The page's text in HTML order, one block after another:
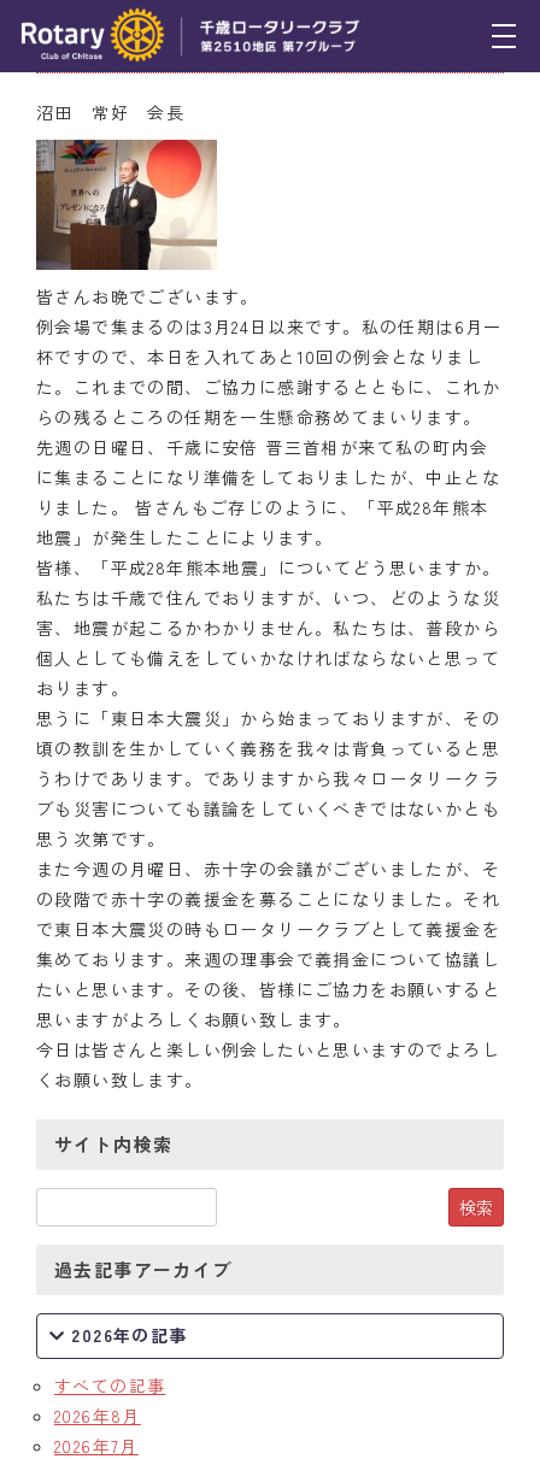
トピックス
例会報告
活動報告
理事会報告
スケジュール
年間プログラム
木曜会
組織図
クラブのあゆみ
クラブの歴史
歴代会長・幹事
記念誌
案内
例会場・事務局の案内
リンク集
情報公開
入会のご案内
4月21日（木） 会長挨拶
沼田 常好 会長
皆さんお晩でございます。
例会場で集まるのは3月24日以来です。私の任期は6月一
杯ですので、本日を入れてあと10回の例会となりまし
た。これまでの間、ご協力に感謝するとともに、これか
らの残るところの任期を一生懸命務めてまいります。
先週の日曜日、千歳に安倍 晋三首相が来て私の町内会
に集まることになり準備をしておりましたが、中止とな
りました。 皆さんもご存じのように、「平成28年熊本
地震」が発生したことによります。
皆様、「平成28年熊本地震」についてどう思いますか。
私たちは千歳で住んでおりますが、いつ、どのような災
害、地震が起こるかわかりません。私たちは、普段から
個人としても備えをしていかなければならないと思って
おります。
思うに「東日本大震災」から始まっておりますが、その
頃の教訓を生かしていく義務を我々は背負っていると思
うわけであります。でありますから我々ロータリークラ
ブも災害についても議論をしていくべきではないかとも
思う次第です。
また今週の月曜日、赤十字の会議がございましたが、そ
の段階で赤十字の義援金を募ることになりました。それ
で東日本大震災の時もロータリークラブとして義援金を
集めております。来週の理事会で義捐金について協議し
たいと思います。その後、皆様にご協力をお願いすると
思いますがよろしくお願い致します。
今日は皆さんと楽しい例会したいと思いますのでよろし
くお願い致します。
サイト内検索
過去記事アーカイブ
2026年の記事
すべての記事
2026年8月
2026年7月